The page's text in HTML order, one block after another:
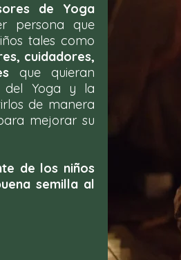
de Yoga
persona que
tales como
cuidadores,
que quieran
del Yoga y la
de manera
mejorar su
de los niños
semilla al